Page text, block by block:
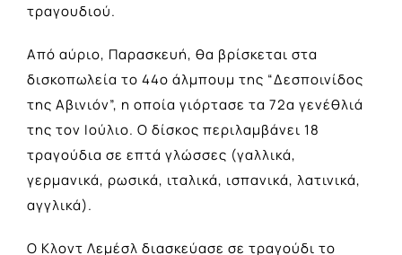
τραγουδιού.
Από αύριο, Παρασκευή, θα βρίσκεται στα
δισκοπωλεία το 44ο άλμπουμ της “Δεσποινίδος
της Αβινιόν”, η οποία γιόρτασε τα 72α γενέθλιά
της τον Ιούλιο. Ο δίσκος περιλαμβάνει 18
τραγούδια σε επτά γλώσσες (γαλλικά,
γερμανικά, ρωσικά, ιταλικά, ισπανικά, λατινικά,
αγγλικά).
Ο Κλοντ Λεμέσλ διασκεύασε σε τραγούδι το